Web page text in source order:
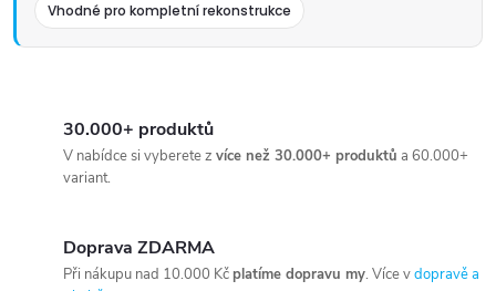
Vhodné pro kompletní rekonstrukce
30.000+ produktů
V nabídce si vyberete z více než 30.000+ produktů a 60.000+
variant.
Doprava ZDARMA
Při nákupu nad 10.000 Kčplatíme dopravu my. Více vdopravě a